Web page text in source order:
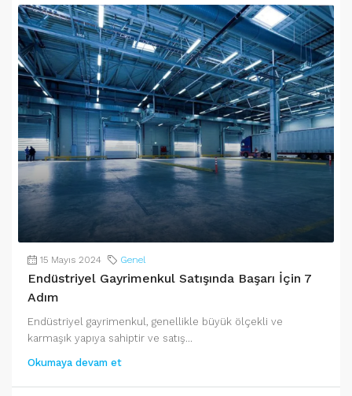
15 Mayıs 2024 Genel
Endüstriyel Gayrimenkul Satışında Başarı İçin 7
Adım
Endüstriyel gayrimenkul, genellikle büyük ölçekli ve
karmaşık yapıya sahiptir ve satış...
Okumaya devam et